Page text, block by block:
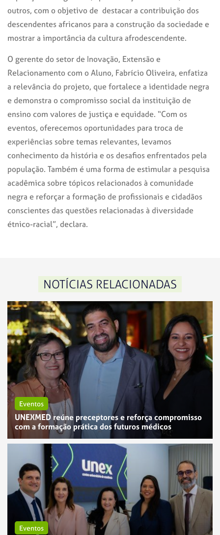
outros, com o objetivo de destacar a contribuição dos
descendentes africanos para a construção da sociedade e
mostrar a importância da cultura afrodescendente.
O gerente do setor de Inovação, Extensão e
Relacionamento com o Aluno, Fabrício Oliveira, enfatiza
a relevância do projeto, que fortalece a identidade negra
edemonstra o compromisso social da instituição de
ensino com valores de justiça e equidade. “Com os
eventos, oferecemos oportunidades para troca de
experiências sobre temas relevantes, levamos
conhecimento da história eos desafios enfrentados pela
população. Também é uma forma deestimular a pesquisa
acadêmica sobre tópicos relacionados à comunidade
negra e reforçar a formação de profissionais e cidadãos
conscientes das questões relacionadas à diversidade
étnico-racial”, declara.
NOTÍCIAS RELACIONADAS
Eventos
UNEXMED reúne preceptores e reforça compromisso
com a formação prática dos futuros médicos
Eventos